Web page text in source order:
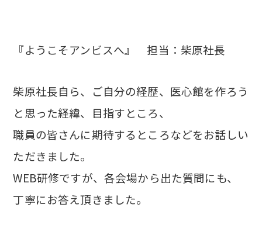
『ようこそアンビスへ』 担当：柴原社長
柴原社長自ら、ご自分の経歴、医心館を作ろう
と思った経緯、目指すところ、
職員の皆さんに期待するところなどをお話しい
ただきました。
WEB研修ですが、各会場から出た質問にも、
丁寧にお答え頂きました。